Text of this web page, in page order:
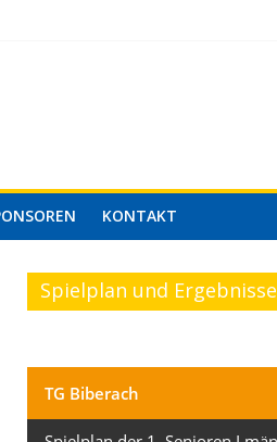
KONTAKT
Spielplan und Ergebnisse